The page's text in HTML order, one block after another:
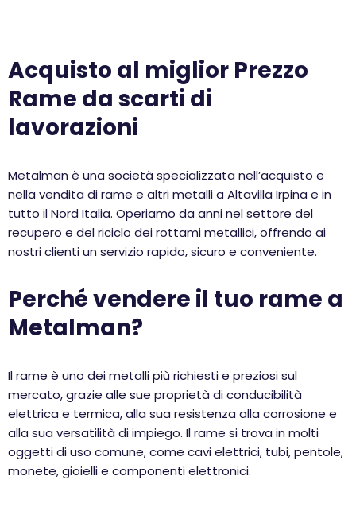
Acquisto al miglior Prezzo
Rame da scarti di
lavorazioni
Metalman è una società specializzata nell’acquisto e
nella vendita di rame e altri metalli a Altavilla Irpina e in
tutto il Nord Italia. Operiamo da anni nel settore del
recupero e del riciclo dei rottami metallici, offrendo ai
nostri clienti un servizio rapido, sicuro e conveniente.
Perché vendere il tuo rame a
Metalman?
Il rame è uno dei metalli più richiesti e preziosi sul
mercato, grazie alle sue proprietà di conducibilità
elettrica e termica, alla sua resistenza alla corrosione e
alla sua versatilità di impiego. Il rame si trova in molti
oggetti di uso comune, come cavi elettrici, tubi, pentole,
monete, gioielli e componenti elettronici.